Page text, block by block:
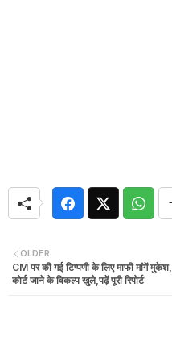
OLDER
CM पर की गई टिप्पणी के लिए माफी मांगें मुकेश,
कोर्ट जाने के विकल्प खुले,पढ़ें पूरी रिपोर्ट